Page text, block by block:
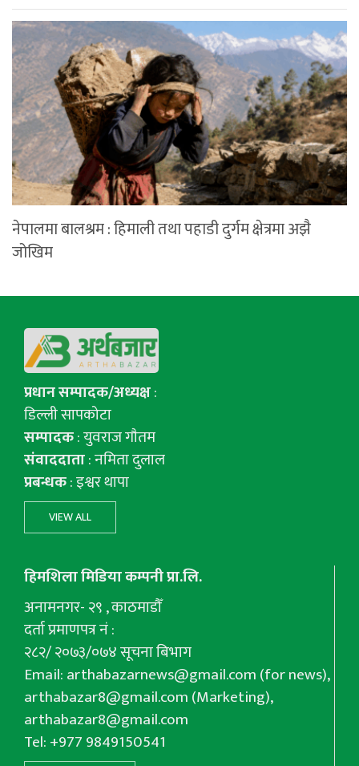
नेपालमा बालश्रम : हिमाली तथा पहाडी दुर्गम क्षेत्रमा अझै
जोखिम
प्रधान सम्पादक/अध्यक्ष:
डिल्ली सापकोटा
सम्पादक: युवराज गाैतम
संवाददाता: नमिता दुलाल
प्रबन्धक: इश्वर थापा
VIEW ALL
हिमशिला मिडिया कम्पनी प्रा.लि.
अनामनगर- २९ , काठमाडौँ
दर्ता प्रमाणपत्र नं :
२८२/ २०७३/०७४ सूचना बिभाग
Email:arthabazarnews@gmail.com(for news),
arthabazar8@gmail.com(Marketing),
arthabazar8@gmail.com
Tel: +977 9849150541